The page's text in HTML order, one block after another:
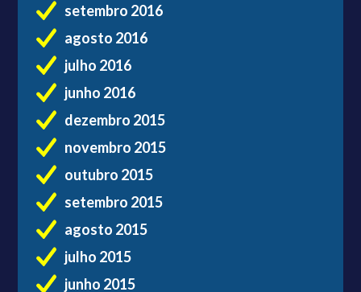
setembro 2016
agosto 2016
julho 2016
junho 2016
dezembro 2015
novembro 2015
outubro 2015
setembro 2015
agosto 2015
julho 2015
junho 2015